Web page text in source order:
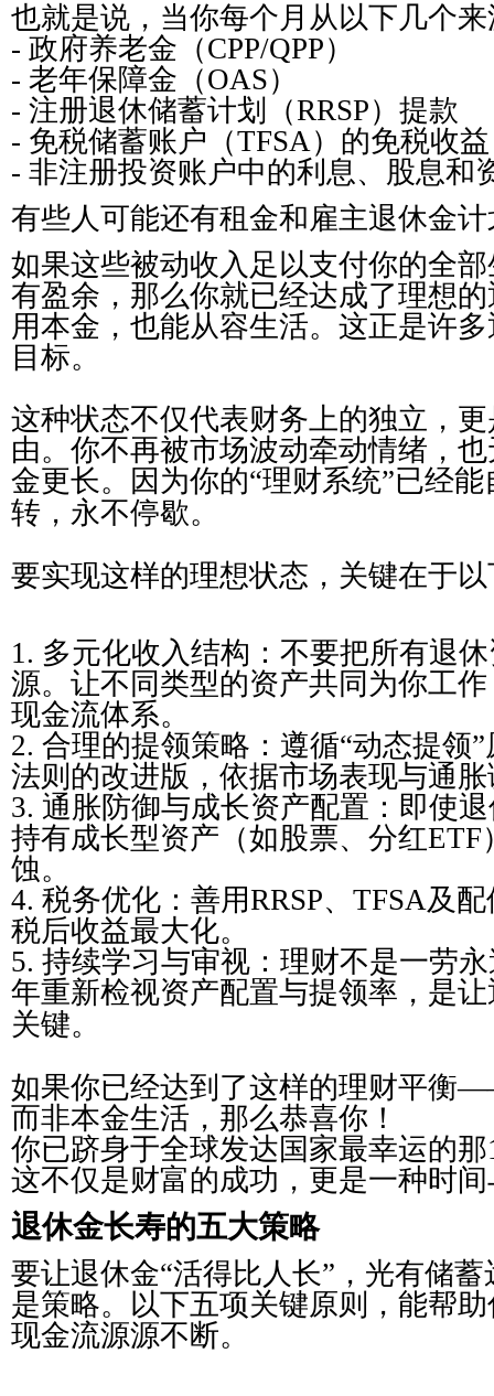
也就是说，当你每个月从以下几个
- 政府养老金（CPP/QPP）
- 老年保障金（OAS）
- 注册退休储蓄计划（RRSP）提款
- 免税储蓄账户（TFSA）的免税收益
- 非注册投资账户中的利息、股息和
有些人可能还有租金和雇主退休金
如果这些被动收入足以支付你的全
有盈余，那么你就已经达成了理想
用本金，也能从容生活。这正是许
目标。
这种状态不仅代表财务上的独立，
由。你不再被市场波动牵动情绪，
金更长。因为你的“理财系统”已经
转，永不停歇。
要实现这样的理想状态，关键在于
1. 多元化收入结构：不要把所有退
源。让不同类型的资产共同为你工
现金流体系。
2. 合理的提领策略：遵循“动态提领
法则的改进版，依据市场表现与通
3. 通胀防御与成长资产配置：即使
持有成长型资产（如股票、分红
蚀。
4. 税务优化：善用RRSP、TFSA及
税后收益最大化。
5. 持续学习与审视：理财不是一劳
年重新检视资产配置与提领率，是
关键。
如果你已经达到了这样的理财平衡
而非本金生活，那么恭喜你！
你已跻身于全球发达国家最幸运的
这不仅是财富的成功，更是一种时
退休金长寿的五大策略
要让退休金“活得比人长”，光有储
是策略。以下五项关键原则，能帮
现金流源源不断。